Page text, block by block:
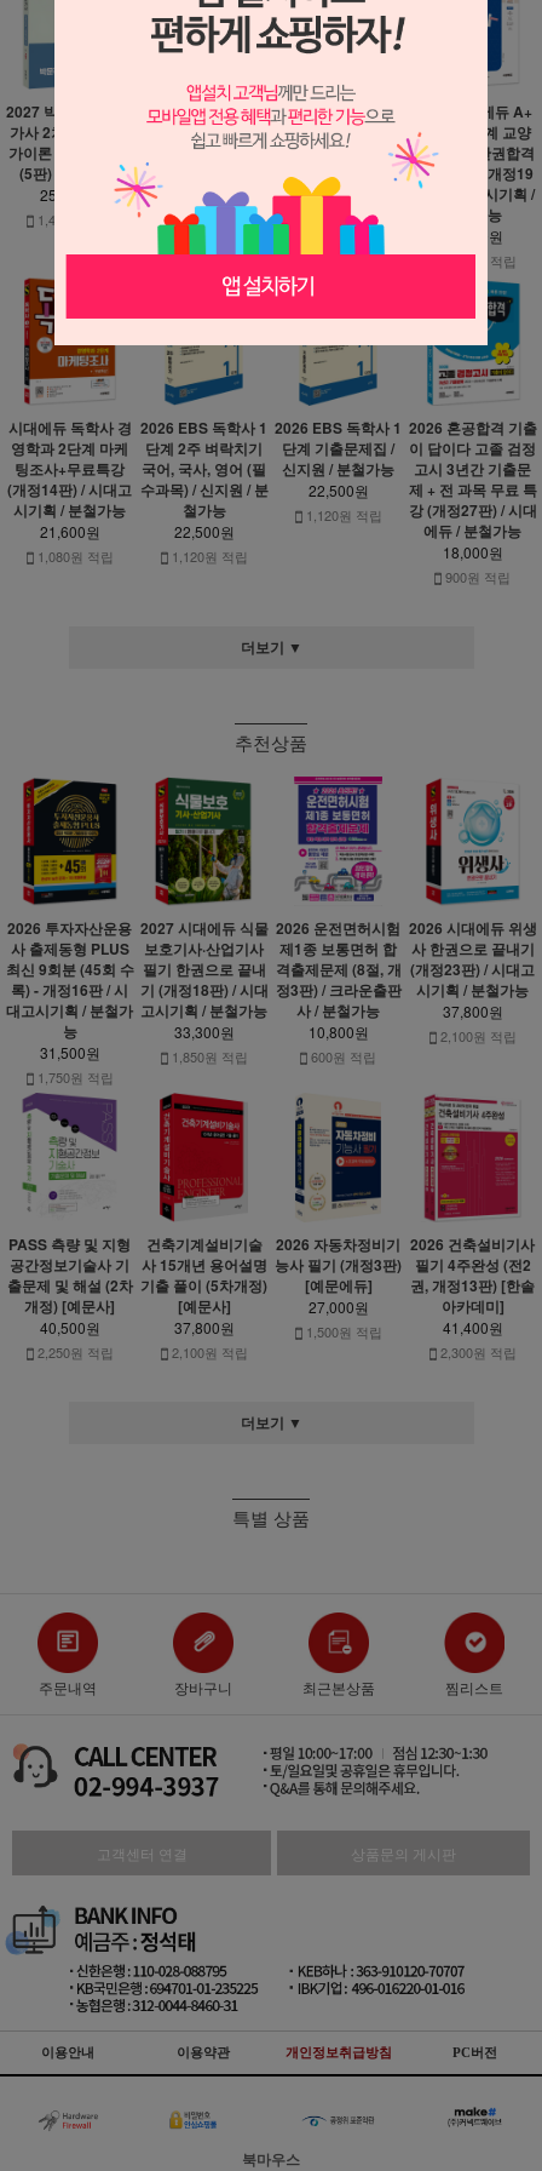
2027 박문각 감정평
가사 2차 S+감정평
가이론 각론 기본서
(5판) / 분철가능
25,200원
1,400원 적립
특허법 핵심이론 정
리 (2판) / 윌비스 /
분철가능
230원 적립
2027 에듀윌 중졸
검정고시 영어 + 무
료특강 / 분철가능
19,800원
1,100원 적립
2027 시대에듀 A+
독학사 1단계 교양
과정 국사 한권합격
+무료특강 (개정19
판) / 시대고시기획 /
분철가능
23,400원
1,300원 적립
시대에듀 독학사 경
영학과 2단계 마케
팅조사+무료특강
(개정14판) / 시대고
시기획 / 분철가능
21,600원
1,080원 적립
2026 EBS 독학사 1
단계 2주 벼락치기
국어, 국사, 영어 (필
수과목) / 신지원 / 분
철가능
22,500원
1,120원 적립
2026 EBS 독학사 1
단계 기출문제집 /
신지원 / 분철가능
22,500원
1,120원 적립
2026 혼공합격 기출
이 답이다 고졸 검정
고시 3년간 기출문
제 + 전 과목 무료 특
강 (개정27판) / 시대
에듀 / 분철가능
18,000원
900원 적립
더보기 ▼
추천상품
2026 투자자산운용
사 출제동형 PLUS
최신 9회분 (45회 수
록) - 개정16판 / 시
대고시기획 / 분철가
능
31,500원
1,750원 적립
2027 시대에듀 식물
보호기사·산업기사
필기 한권으로 끝내
기 (개정18판) / 시대
고시기획 / 분철가능
33,300원
1,850원 적립
2026 운전면허시험
제1종 보통면허 합
격출제문제 (8절, 개
정3판) / 크라운출판
사 / 분철가능
10,800원
600원 적립
2026 시대에듀 위생
사 한권으로 끝내기
(개정23판) / 시대고
시기획 / 분철가능
37,800원
2,100원 적립
PASS 측량 및 지형
공간정보기술사 기
출문제 및 해설 (2차
개정) [예문사]
40,500원
2,250원 적립
건축기계설비기술
사 15개년 용어설명
기출 풀이 (5차개정)
[예문사]
37,800원
2,100원 적립
2026 자동차정비기
능사 필기 (개정3판)
[예문에듀]
27,000원
1,500원 적립
2026 건축설비기사
필기 4주완성 (전2
권, 개정13판) [한솔
아카데미]
41,400원
2,300원 적립
더보기 ▼
특별 상품
주문내역 장바구니 최근본상품 찜리스트
고객센터 연결 상품문의 게시판
이용안내 이용약관 개인정보취급방침 PC버전
북마우스